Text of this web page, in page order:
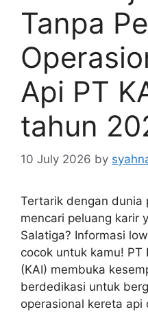
Tanpa
Api PT
tahun
10 July 2026 by
Tertarik dengan dunia
mencari peluang karir
Salatiga? Informasi
cocok untuk kamu! PT
(KAI) membuka
berdedikasi untuk
operasional kereta api